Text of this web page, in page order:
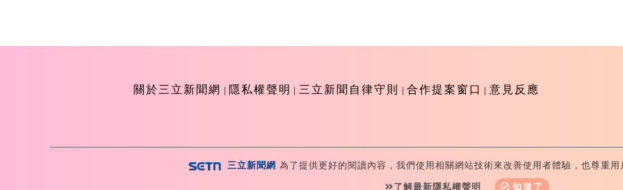
關於三立新聞網 隱私權聲明 三立新聞自律守則 合作提案窗口 意見反應
Copyright ©2026 Sanlih E-Television All Rights Reserved 版權所有 盜用必究 台北市內湖
三立新聞網 為了提供更好的閱讀內容，我們使用相關網站技術來改善使用者體驗，也尊重
了解最新隱私權聲明 知道了